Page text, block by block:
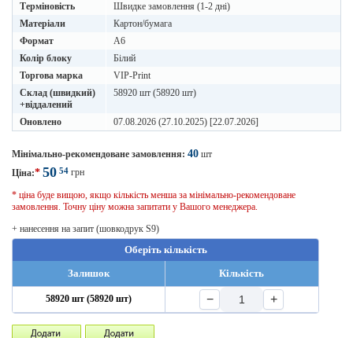
Терміновість
Швидке замовлення (1-2 дні)
Матеріали
Картон/бумага
Формат
A6
Колір блоку
Білий
Торгова марка
VIP-Print
Склад (швидкий)
+віддалений
58920 шт (58920 шт)
Оновлено 07.08.2026 (27.10.2025) [22.07.2026]
Мінімально-рекомендоване замовлення: 40 шт
Ціна:* 50 54 грн
* ціна буде вищою, якщо кількість менша за мінімально-рекомендоване
замовлення. Точну ціну можна запитати у Вашого менеджера.
+ нанесення на запит (шовкодрук S9)
Оберіть кількість
Залишок
Кількість
58920 шт (58920 шт) − +